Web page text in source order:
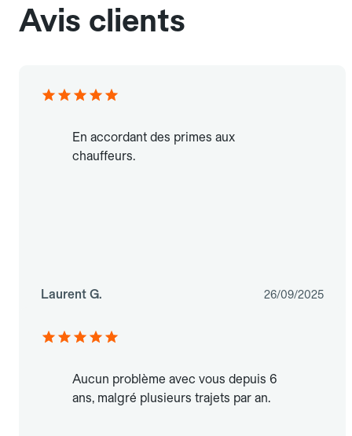
Avis clients
En accordant des primes aux
chauffeurs.
Laurent G. 26/09/2025
Aucun problème avec vous depuis 6
ans, malgré plusieurs trajets par an.